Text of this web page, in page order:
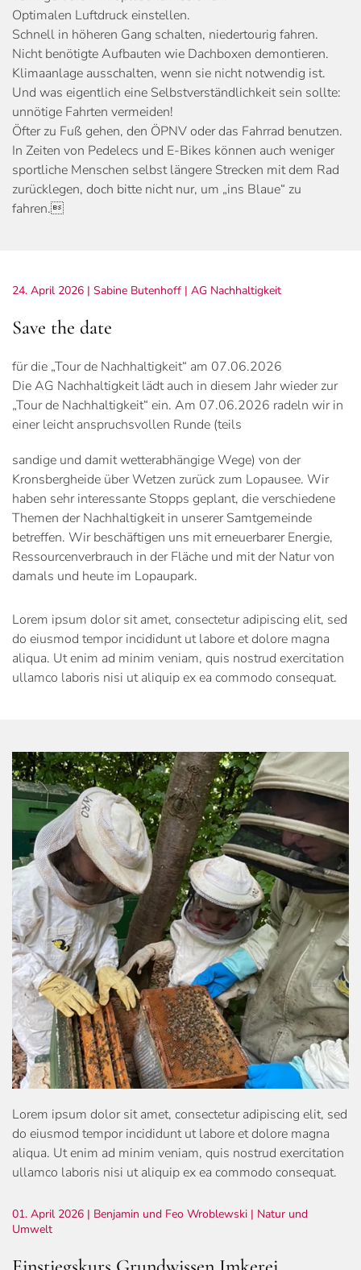
Optimalen Luftdruck einstellen.
Schnell in höheren Gang schalten, niedertourig fahren.
Nicht benötigte Aufbauten wie Dachboxen demontieren.
Klimaanlage ausschalten, wenn sie nicht notwendig ist.
Und was eigentlich eine Selbstverständlichkeit sein sollte:
unnötige Fahrten vermeiden!
Öfter zu Fuß gehen, den ÖPNV oder das Fahrrad benutzen.
In Zeiten von Pedelecs und E-Bikes können auch weniger
sportliche Menschen selbst längere Strecken mit dem Rad
zurücklegen, doch bitte nicht nur, um „ins Blaue“ zu
fahren.
24. April 2026 | Sabine Butenhoff | AG Nachhaltigkeit
Save the date
für die „Tour de Nachhaltigkeit“ am 07.06.2026
Die AG Nachhaltigkeit lädt auch in diesem Jahr wieder zur
„Tour de Nachhaltigkeit“ ein. Am 07.06.2026 radeln wir in
einer leicht anspruchsvollen Runde (teils
sandige und damit wetterabhängige Wege) von der
Kronsbergheide über Wetzen zurück zum Lopausee. Wir
haben sehr interessante Stopps geplant, die verschiedene
Themen der Nachhaltigkeit in unserer Samtgemeinde
betreffen. Wir beschäftigen uns mit erneuerbarer Energie,
Ressourcenverbrauch in der Fläche und mit der Natur von
damals und heute im Lopaupark.
Lorem ipsum dolor sit amet, consectetur adipiscing elit, sed
do eiusmod tempor incididunt ut labore et dolore magna
aliqua. Ut enim ad minim veniam, quis nostrud exercitation
ullamco laboris nisi ut aliquip ex ea commodo consequat.
Lorem ipsum dolor sit amet, consectetur adipiscing elit, sed
do eiusmod tempor incididunt ut labore et dolore magna
aliqua. Ut enim ad minim veniam, quis nostrud exercitation
ullamco laboris nisi ut aliquip ex ea commodo consequat.
01. April 2026 | Benjamin und Feo Wroblewski | Natur und
Umwelt